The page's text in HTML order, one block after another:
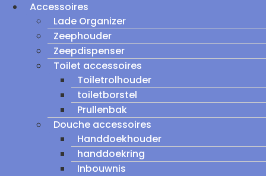
Accessoires
Lade Organizer
Zeephouder
Zeepdispenser
Toilet accessoires
Toiletrolhouder
toiletborstel
Prullenbak
Douche accessoires
Handdoekhouder
handdoekring
Inbouwnis